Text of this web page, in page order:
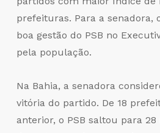
prefeituras. Para a senadora,
boa gestão do PSB no
pela população.
Na Bahia, a senadora
vitória do partido. De 18
anterior, o PSB saltou para